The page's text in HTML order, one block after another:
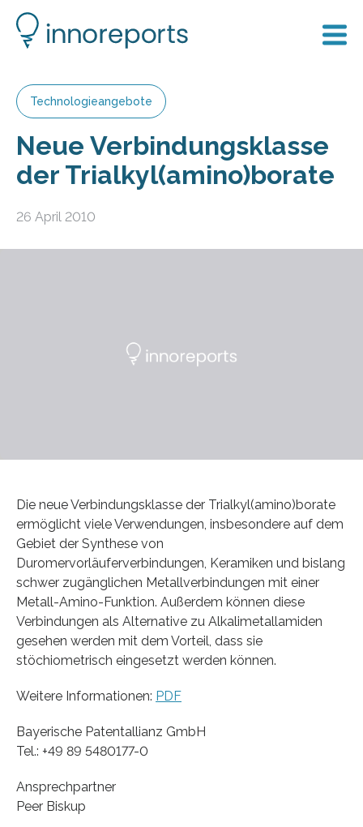
Technologieangebote
Neue Verbindungsklasse
der Trialkyl(amino)borate
26 April 2010
Die neue Verbindungsklasse der Trialkyl(amino)borate
ermöglicht viele Verwendungen, insbesondere auf dem
Gebiet der Synthese von
Duromervorläuferverbindungen, Keramiken und bislang
schwer zugänglichen Metallverbindungen mit einer
Metall-Amino-Funktion. Außerdem können diese
Verbindungen als Alternative zu Alkalimetallamiden
gesehen werden mit dem Vorteil, dass sie
stöchiometrisch eingesetzt werden können.
Weitere Informationen: PDF
Bayerische Patentallianz GmbH
Tel.: +49 89 5480177-0
Ansprechpartner
Peer Biskup